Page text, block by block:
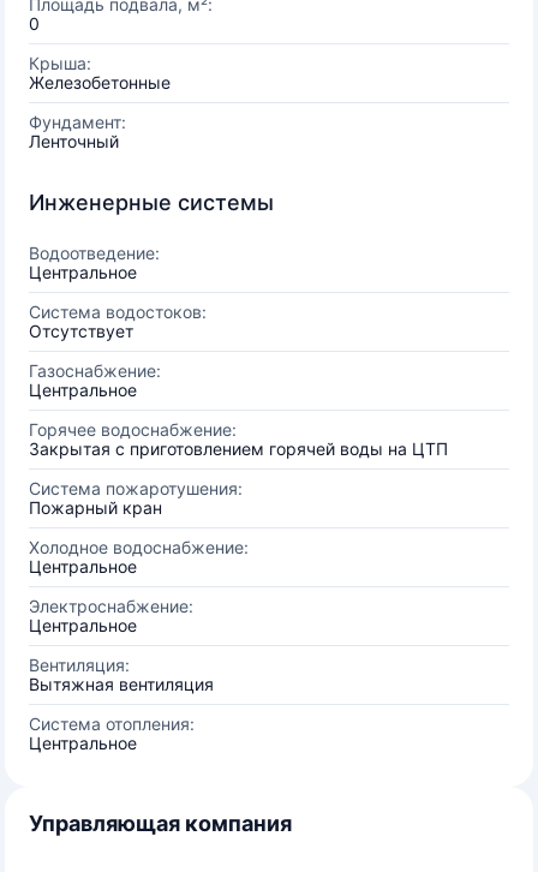
Площадь подвала, м²:
0
Крыша:
Железобетонные
Фундамент:
Ленточный
Инженерные системы
Водоотведение:
Центральное
Система водостоков:
Отсутствует
Газоснабжение:
Центральное
Горячее водоснабжение:
Закрытая с приготовлением горячей воды на ЦТП
Система пожаротушения:
Пожарный кран
Холодное водоснабжение:
Центральное
Электроснабжение:
Центральное
Вентиляция:
Вытяжная вентиляция
Система отопления:
Центральное
Управляющая компания